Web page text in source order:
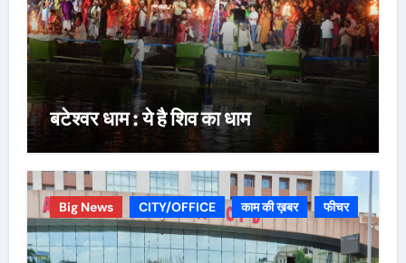
बटेश्वर धाम : ये है शिव का धाम
Big News CITY/OFFICE काम की ख़बर फीचर